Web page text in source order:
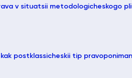
v situatsii metodologicheskogo
postklassicheskii tip